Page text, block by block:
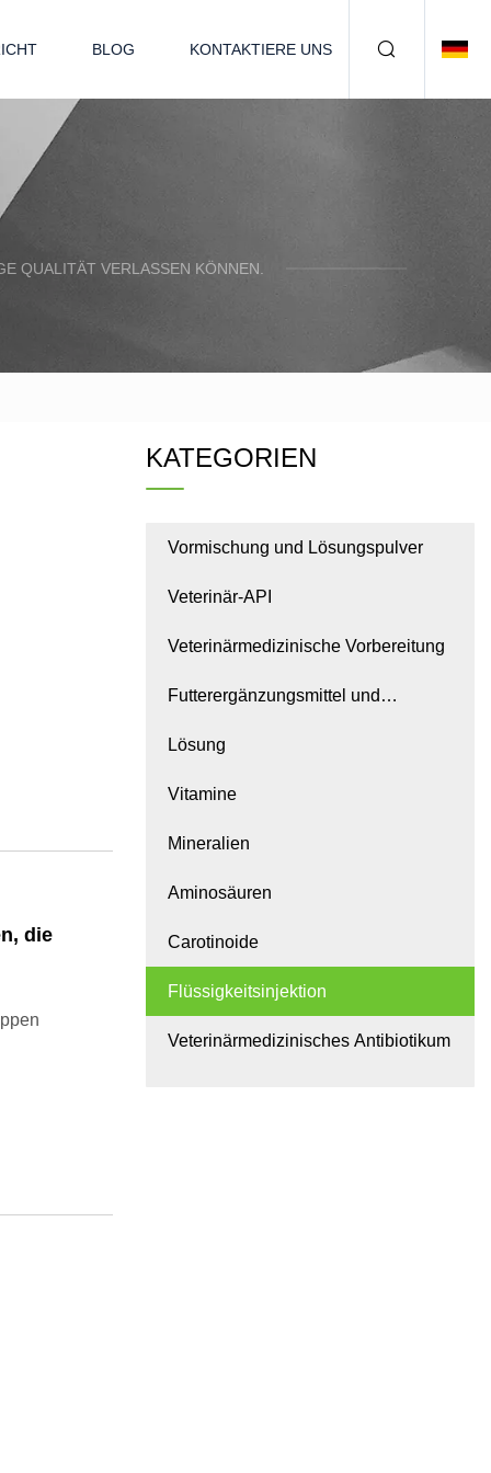
BLOG KONTAKTIERE UNS
QUALITÄT VERLASSEN KÖNNEN.
die
KATEGORIEN
Vormischung und Lösungspulver
Veterinär-API
Veterinärmedizinische Vorbereitung
Futterergänzungsmittel und
Zusatzstoffe
Lösung
Vitamine
Mineralien
Aminosäuren
Carotinoide
Flüssigkeitsinjektion
Veterinärmedizinisches Antibiotikum